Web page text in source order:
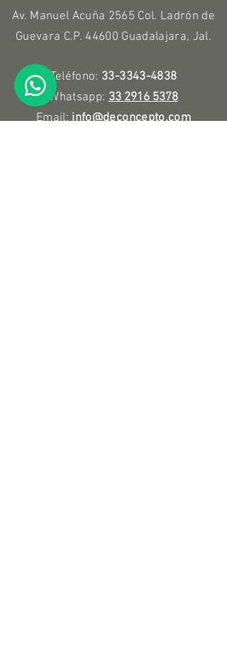
Av. Manuel Acuña 2565 Col. Ladrón de
Guevara C.P. 44600 Guadalajara, Jal.
Teléfono: 33-3343-4838
Whatsapp:33 2916 5378
Email:info@deconcepto.com